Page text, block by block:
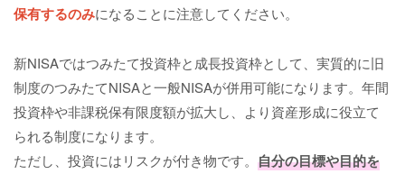
保有するのみになることに注意してください。
新NISAではつみたて投資枠と成長投資枠として、実質的に旧
制度のつみたてNISAと一般NISAが併用可能になります。年間
投資枠や非課税保有限度額が拡大し、より資産形成に役立て
られる制度になります。
ただし、投資にはリスクが付き物です。 自分の目標や目的を